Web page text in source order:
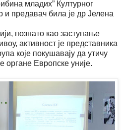
младих” Културног
предавач била је др Јелена
познато као заступање
активност је представника
којe покушавају да утичу
органе Европске уније.